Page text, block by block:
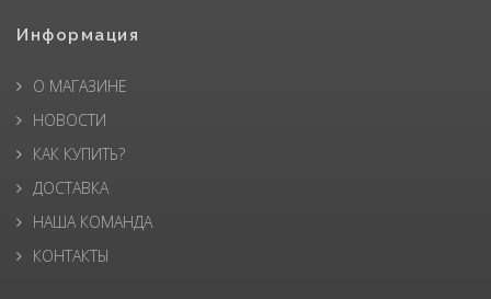
Информация
О МАГАЗИНЕ
НОВОСТИ
КАК КУПИТЬ?
ДОСТАВКА
НАША КОМАНДА
КОНТАКТЫ